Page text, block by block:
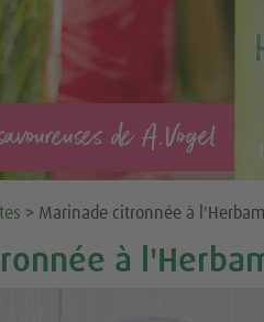
de A.Vogel
> Marinade citronnée à
à